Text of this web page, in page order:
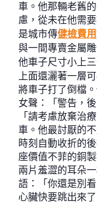
車。他那輛老舊
慮，從未在他需
是城市傳健檢費用
與一間專賣金屬
他車子尺寸小上
上面還灑著一層
將車子打了倒檔
女聲：「警告，
「請考慮放棄治
車。他最討厭的
時刻自動收折的
座價值不菲的銅
兩片羞澀的耳朵
語：「你還是別
心臟快要跳出來